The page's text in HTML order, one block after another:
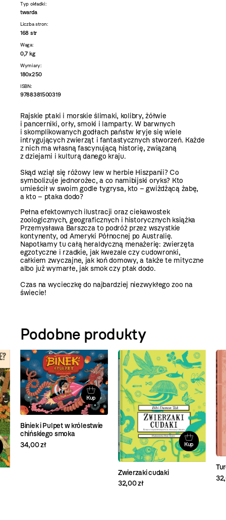
Typ okładki:
twarda
Liczba stron:
168 str
Waga:
0,7 kg
Wymiary:
180x250
ISBN:
9788381500319
Rajskie ptaki i morskie ślimaki, kolibry, żółwie
i pancerniki, orły, smoki i lamparty. W barwnych
i skomplikowanych godłach państw kryje się wiele
intrygujących zwierząt i fantastycznych stworzeń. Każde
z nich ma własną fascynującą historię, związaną
z dziejami i kulturą danego kraju.
Skąd wziął się różowy lew w herbie Hiszpanii? Co
symbolizuje jednorożec, a co namibijski oryks? Kto
umieścił w swoim godle tygrysa, kto – gwiżdżącą żabę,
a kto – ptaka dodo?
Pełna efektownych ilustracji oraz ciekawostek
zoologicznych, geograficznych i historycznych książka
Przemysława Barszcza to podróż przez wszystkie
kontynenty, od Ameryki Północnej po Australię.
Napotkamy tu całą heraldyczną menażerię: zwierzęta
egzotyczne i rzadkie, jak kwezale czy cudowronki,
całkiem zwyczajne, jak koń domowy, a także te mityczne
albo już wymarłe, jak smok czy ptak dodo.
Czas na wycieczkę do najbardziej niezwykłego zoo na
świecie!
Podobne produkty
Kup
Biniek i Pulpet w królestwie
chińskiego smoka
34,00 zł
Kup
Zwierzaki cudaki
32,00 zł